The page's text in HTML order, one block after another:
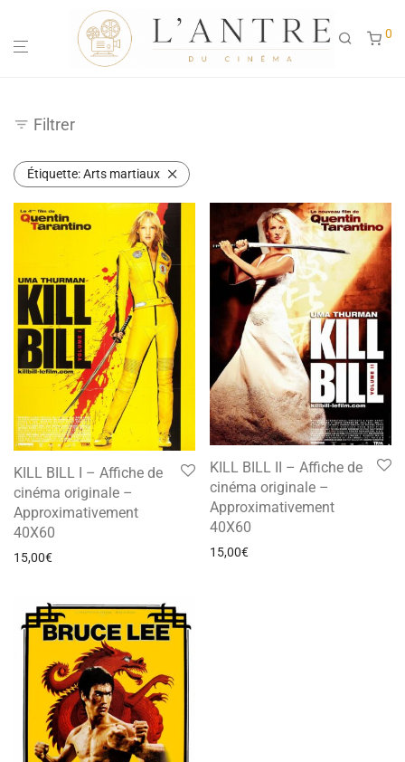
0
Filtrer
Étiquette:Arts martiaux
KILL BILL I – Affiche de
cinéma originale –
Approximativement
40X60
15,00€
KILL BILL II – Affiche de
cinéma originale –
Approximativement
40X60
15,00€